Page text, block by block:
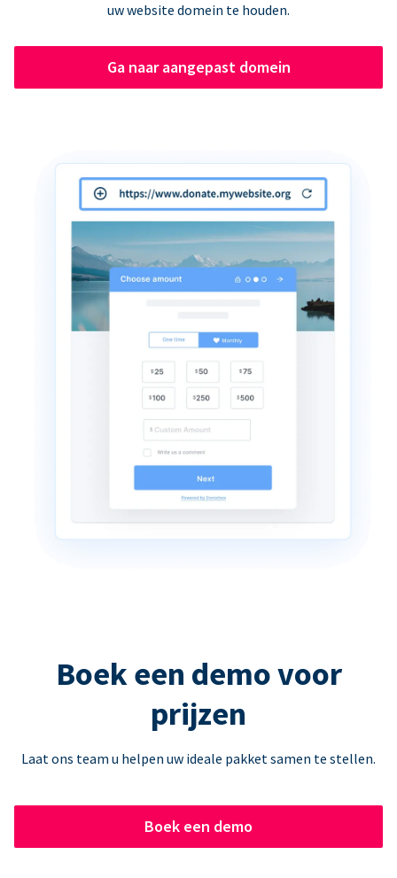
uw website domein te houden.
Ga naar aangepast domein
Boek een demo voor
prijzen
Laat ons team u helpen uw ideale pakket samen te stellen.
Boek een demo